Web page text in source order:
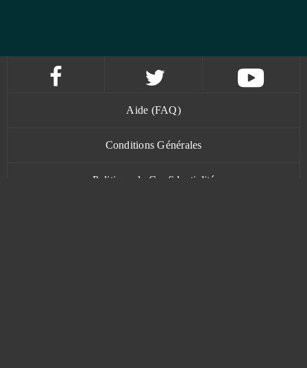
Aide (FAQ)
Conditions Générales
Politique de Confidentialité